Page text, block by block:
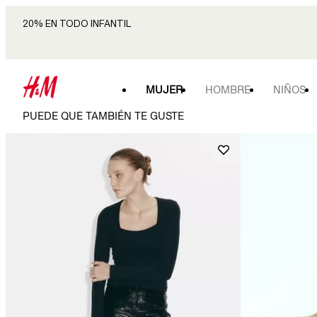
20% EN TODO INFANTIL
MUJER HOMBRE NIÑOS
PUEDE QUE TAMBIÉN TE GUSTE